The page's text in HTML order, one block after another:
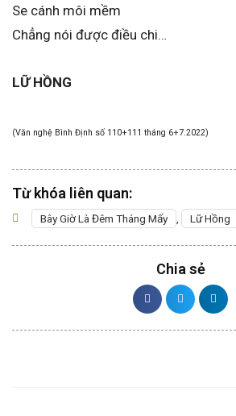
Se cánh môi mềm
Chẳng nói được điều chi…
LỮ HỒNG
(Văn nghệ Bình Định số 110+111 tháng 6+7.2022)
Từ khóa liên quan:
Bây Giờ Là Đêm Tháng Mấy Lữ Hồng
Chia sẻ